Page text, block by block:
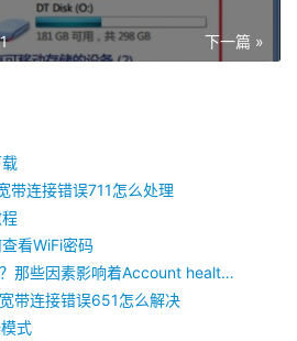
下一篇 »
带连接错误711怎么处理
看WiFi密码
Account health是什么？那些因素影响着Account health？
带连接错误651怎么解决
式